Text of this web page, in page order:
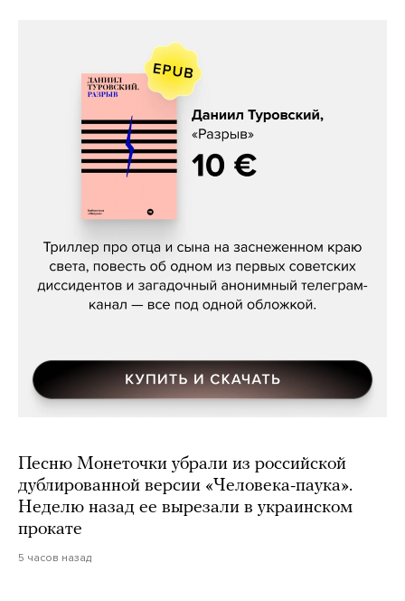
Даниил Туровский, «Разрыв»
Песню Монеточки убрали из российской
дублированной версии «Человека-паука».
Неделю назад ее вырезали в украинском
прокате
5 часов назад